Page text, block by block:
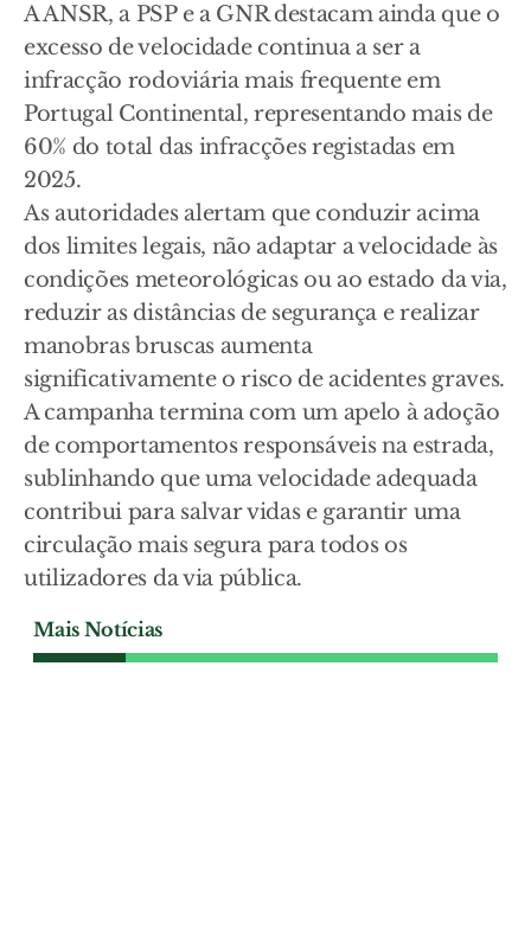
A ANSR, a PSP e a GNR destacam ainda que o
excesso de velocidade continua a ser a
infracção rodoviária mais frequente em
Portugal Continental, representando mais de
60% do total das infracções registadas em
2025.
As autoridades alertam que conduzir acima
dos limites legais, não adaptar a velocidade às
condições meteorológicas ou ao estado da via,
reduzir as distâncias de segurança e realizar
manobras bruscas aumenta
significativamente o risco de acidentes graves.
A campanha termina com um apelo à adoção
de comportamentos responsáveis na estrada,
sublinhando que uma velocidade adequada
contribui para salvar vidas e garantir uma
circulação mais segura para todos os
utilizadores da via pública.
Mais Notícias